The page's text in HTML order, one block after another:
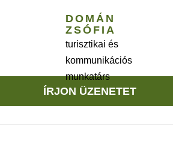
DOMÁN
ZSÓFIA
turisztikai és
kommunikációs
munkatárs
ÍRJON ÜZENETET